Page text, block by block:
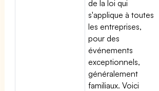
de la loi qui
s'applique à toutes
les entreprises,
pour des
événements
exceptionnels,
généralement
familiaux. Voici